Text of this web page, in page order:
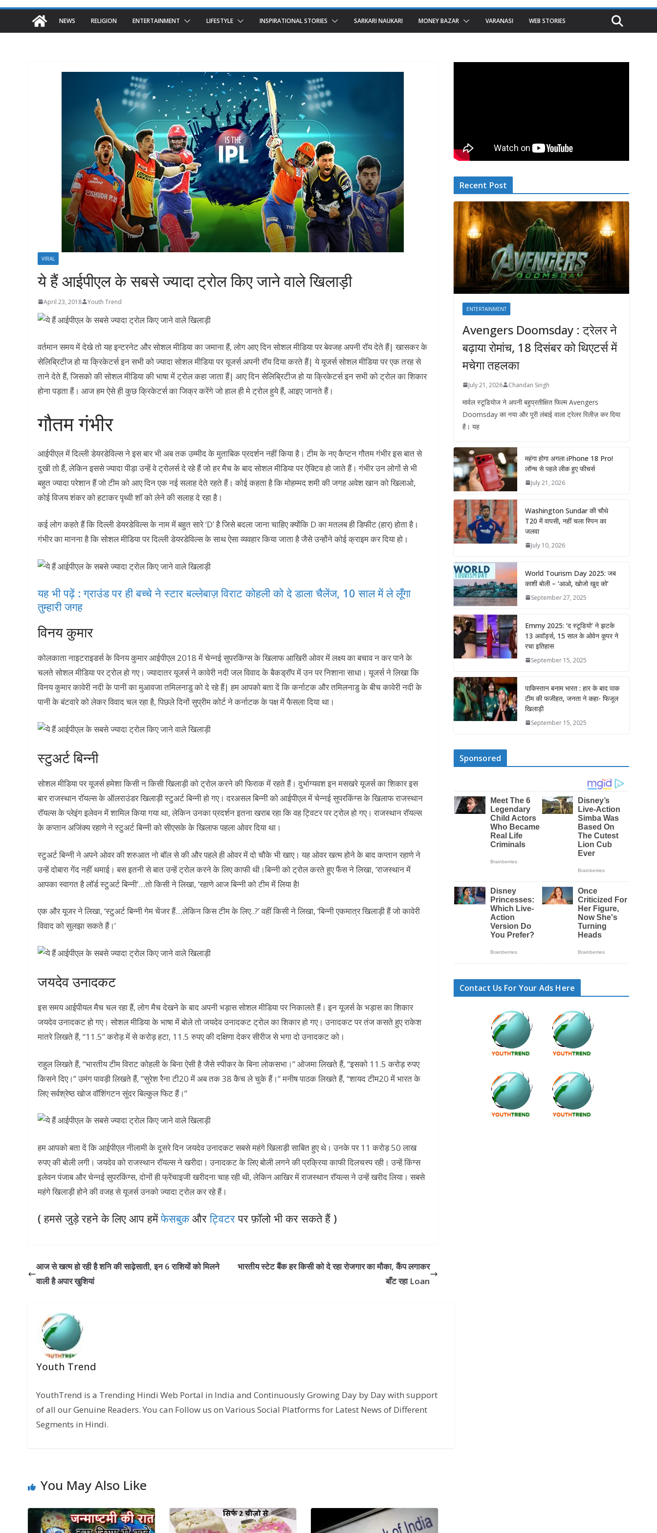
NEWS RELIGION ENTERTAINMENT LIFESTYLE INSPIRATIONAL STORIES SARKARI NAUKARI MONEY BAZAR VARANASI WEB STORIES
VIRAL
ये हैं आईपीएल के सबसे ज्यादा ट्रोल किए जाने वाले खिलाड़ी
April 23, 2018 Youth Trend
वर्तमान समय में देखे तो यह इन्टरनेट और सोशल मीडिया का जमाना हैं, लोग आए दिन सोशल मीडिया पर बेवजह अपनी रॉय देते हैं| खासकर के
सेलिब्रिटीज हो या क्रिकेटर्स इन सभी को ज्यादा सोशल मीडिया पर यूजर्स अपनी रॉय दिया करते हैं| ये यूजर्स सोशल मीडिया पर एक तरह से
ताने देते हैं, जिसको की सोशल मीडिया की भाषा में ट्रोल कहा जाता हैं| आए दिन सेलिब्रिटीज हो या क्रिकेटर्स इन सभी को ट्रोल का शिकार
होना पड़ता हैं। आज हम ऐसे ही कुछ क्रिकेटर्स का जिक्र करेंगे जो हाल ही मे ट्रोल हुये हैं, आइए जानते हैं।
गौतम गंभीर
आईपीएल में दिल्ली डेयरडेविल्स ने इस बार भी अब तक उम्मीद के मुताबिक प्रदर्शन नहीं किया है। टीम के नए कैप्टन गौतम गंभीर इस बात से
दुखी तो हैं, लेकिन इससे ज्यादा पीड़ा उन्हें वे ट्रोलर्स दे रहे हैं जो हर मैच के बाद सोशल मीडिया पर ऐक्टिव हो जाते हैं। गंभीर उन लोगों से भी
बहुत ज्यादा परेशान हैं जो टीम को आए दिन एक नई सलाह देते रहते हैं। कोई कहता है कि मोहम्मद शमी की जगह अवेश खान को खिलाओ,
कोई विजय शंकर को हटाकर पृथ्वी शॉ को लेने की सलाह दे रहा है।
कई लोग कहते हैं कि दिल्ली डेयरडेविल्स के नाम में बहुत सारे ‘D’ है जिसे बदला जाना चाहिए क्योंकि D का मतलब ही डिफीट (हार) होता है।
गंभीर का मानना है कि सोशल मीडिया पर दिल्ली डेयरडेविल्स के साथ ऐसा व्यवहार किया जाता है जैसे उन्होंने कोई क्राइम कर दिया हो।
यह भी पढ़ें : ग्राउंड पर ही बच्चे ने स्टार बल्लेबाज़ विराट कोहली को दे डाला चैलेंज, 10 साल में ले लूँगा
तुम्हारी जगह
विनय कुमार
कोलकाता नाइटराइडर्स के विनय कुमार आईपीएल 2018 में चेन्‍नई सुपरकिंग्‍स के खिलाफ आखिरी ओवर में लक्ष्‍य का बचाव न कर पाने के
चलते सोशल मीडिया पर ट्रोल हो गए। ज्‍यादातर यूजर्स ने कावेरी नदी जल विवाद के बैकड्रॉप में उन पर निशाना साधा। यूजर्स ने लिखा कि
विनय कुमार कावेरी नदी के पानी का मुआवजा तमिलनाडु को दे रहे हैं| हम आपको बता दें कि कर्नाटक और तमिलनाडु के बीच कावेरी नदी के
पानी के बंटवारे को लेकर विवाद चल रहा है, पिछले दिनों सुप्रीम कोर्ट ने कर्नाटक के पक्ष में फैसला दिया था।
स्टुअर्ट बिन्नी
सोशल मीडिया पर यूजर्स हमेशा किसी न किसी खिलाड़ी को ट्रोल करने की फिराक में रहते हैं। दुर्भाग्यवश इन मसखरे यूजर्स का शिकार इस
बार राजस्थान रॉयल्स के ऑलराउंडर खिलाड़ी स्टुअर्ट बिन्नी हो गए। दरअसल बिन्नी को आईपीएल में चेन्नई सुपरकिंग्स के खिलाफ राजस्थान
रॉयल्स के प्लेइंग इलेवन में शामिल किया गया था, लेकिन उनका प्रदर्शन इतना खराब रहा कि वह ट्विटर पर ट्रोल हो गए। राजस्थान रॉयल्स
के कप्तान अजिंक्य रहाणे ने स्टुअर्ट बिन्नी को सीएसके के खिलाफ पहला ओवर दिया था।
स्टुअर्ट बिन्नी ने अपने ओवर की शरुआत नो बॉल से की और पहले ही ओवर में दो चौके भी खाए। यह ओवर खत्म होने के बाद कप्तान रहाणे ने
उन्हें दोबारा गेंद नहीं थमाई। बस इतनी से बात उन्हें ट्रोल करने के लिए काफी थी।बिन्नी को ट्रोल करते हुए फैंस ने लिखा, ‘राजस्थान में
आपका स्वागत है लॉर्ड स्टुअर्ट बिन्नी’…तो किसी ने लिखा, ‘रहाणे आज बिन्नी को टीम में लिया है!
एक और यूजर ने लिखा, ‘स्टुअर्ट बिन्नी गेम चेंजर हैं…लेकिन किस टीम के लिए..?’ वहीं किसी ने लिखा, ‘बिन्नी एकमात्र खिलाड़ी हैं जो कावेरी
विवाद को सुलझा सकते हैं।’
जयदेव उनादकट
इस समय आईपीयल मैच चल रहा हैं, लोग मैच देखने के बाद अपनी भड़ास सोशल मीडिया पर निकालते हैं। इन यूजर्स के भड़ास का शिकार
जयदेव उनादकट हो गए। सोशल मीडिया के भाषा में बोले तो जयदेव उनादकट ट्रोल का शिकार हो गए। उनादकट पर तंज कसते हुए राकेश
मातरे लिखते हैं, “11.5” करोड़ में से करोड़ हटा, 11.5 रुपए की दक्षिणा देकर सीरीज से भगा दो उनादकट को।
राहुल लिखते हैं, “भारतीय टीम विराट कोहली के बिना ऐसी है जैसे स्पीकर के बिना लोकसभा।” ओजमा लिखते हैं, “इसको 11.5 करोड़ रुपए
किसने दिए।” उमंग पावड़ी लिखते हैं, “सुरेश रैना टी20 में अब तक 38 कैच ले चुके हैं।” मनीष पाठक लिखते हैं, “शायद टीम20 में भारत के
लिए सर्वश्रेष्ठ खोज वॉशिंगटन सुंदर बिल्कुल फिट हैं।”
हम आपको बता दें कि आईपीएल नीलामी के दूसरे दिन जयदेव उनादकट सबसे महंगे खिलाड़ी साबित हुए थे। उनके पर 11 करोड़ 50 लाख
रुपए की बोली लगी। जयदेव को राजस्थान रॉयल्स ने खरीदा। उनादकट के लिए बोली लगने की प्रक्रिया काफी दिलचस्प रही। उन्हें किंग्स
इलेवन पंजाब और चेन्नई सुपरकिंग्स, दोनों ही फ्रेंचाइजी खरीदना चाह रही थी, लेकिन आखिर में राजस्थान रॉयल्स ने उन्हें खरीद लिया। सबसे
महंगे खिलाड़ी होने की वजह से यूजर्स उनको ज्यादा ट्रोल कर रहे हैं।
( हमसे जुड़े रहने के लिए आप हमेंफेसबुकऔरट्विटरपर फ़ॉलो भी कर सकते हैं )
आज से खत्म हो रही है शनि की साढ़ेसाती, इन 6 राशियों को मिलने
वाली है अपार खुशियां
भारतीय स्टेट बैंक हर किसी को दे रहा रोजगार का मौका, कैंप लगाकर
बाँट रहा Loan
Youth Trend
YouthTrend is a Trending Hindi Web Portal in India and Continuously Growing Day by Day with support
of all our Genuine Readers. You can Follow us on Various Social Platforms for Latest News of Different
Segments in Hindi.
You May Also Like
Recent Post
ENTERTAINMENT
Avengers Doomsday : ट्रेलर ने
बढ़ाया रोमांच, 18 दिसंबर को थिएटर्स में
मचेगा तहलका
July 21, 2026 Chandan Singh
मार्वल स्टूडियोज ने अपनी बहुप्रतीक्षित फिल्म Avengers
Doomsday का नया और पूरी लंबाई वाला ट्रेलर रिलीज़ कर दिया
है। यह
महंगा होगा अगला iPhone 18 Pro!
लॉन्च से पहले लीक हुए फीचर्स
July 21, 2026
Washington Sundar की चौथे
T20 में वापसी, नहीं चला स्पिन का
जलवा
July 10, 2026
World Tourism Day 2025: जब
काशी बोली – ‘आओ, खोजो खुद को’
September 27, 2025
Emmy 2025: ‘द स्टूडियो’ ने झटके
13 अवॉर्ड्स, 15 साल के ओवेन कूपर ने
रचा इतिहास
September 15, 2025
पाकिस्तान बनाम भारत : हार के बाद पाक
टीम की फजीहत, जनता ने कहा- फिजूल
खिलाड़ी
September 15, 2025
Sponsored
Contact Us For Your Ads Here